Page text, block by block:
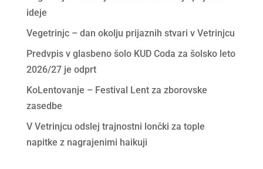
ideje
Vegetrinjc – dan okolju prijaznih stvari v Vetrinjcu
Predvpis v glasbeno šolo KUD Coda za šolsko leto
2026/27 je odprt
KoLentovanje – Festival Lent za zborovske
zasedbe
V Vetrinjcu odslej trajnostni lončki za tople
napitke z nagrajenimi haikuji